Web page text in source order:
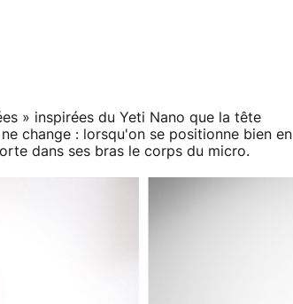
» inspirées du Yeti Nano que la tête
change : lorsqu'on se positionne bien en
dans ses bras le corps du micro.